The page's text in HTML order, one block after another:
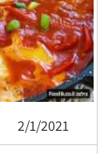
2/1/2021